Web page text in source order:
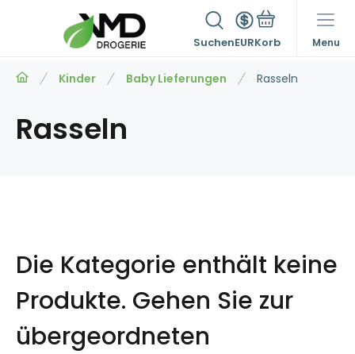
SuchenEUR Menu
Kinder Baby Lieferungen Rasseln
Rasseln
Die Kategorie enthält keine
Produkte. Gehen Sie zur
übergeordneten